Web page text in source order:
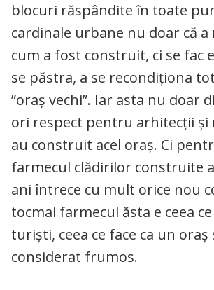
blocuri răspândite în toate
cardinale urbane nu doar că a
cum a fost construit, ci se fac
se păstra, a se recondiționa
”oraș vechi”. Iar asta nu doar
ori respect pentru arhitecții și
au construit acel oraș. Ci
farmecul clădirilor construite
ani întrece cu mult orice nou
tocmai farmecul ăsta e ceea
turiști, ceea ce face ca un oraș
considerat frumos.